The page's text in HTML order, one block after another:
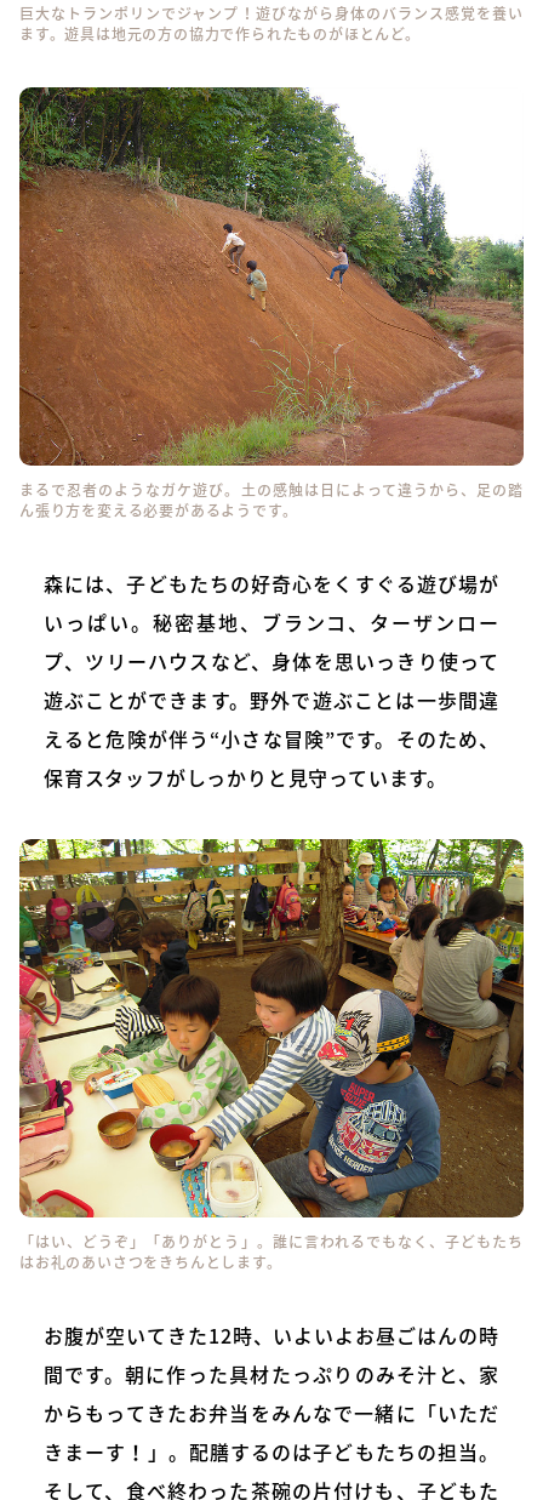
巨大なトランポリンでジャンプ！遊びながら身体のバランス感覚を養い
ます。遊具は地元の方の協力で作られたものがほとんど。
まるで忍者のようなガケ遊び。土の感触は日によって違うから、足の踏
ん張り方を変える必要があるようです。
森には、子どもたちの好奇心をくすぐる遊び場が
いっぱい。秘密基地、ブランコ、ターザンロー
プ、ツリーハウスなど、身体を思いっきり使って
遊ぶことができます。野外で遊ぶことは一歩間違
えると危険が伴う“小さな冒険”です。そのため、
保育スタッフがしっかりと見守っています。
「はい、どうぞ」「ありがとう」。誰に言われるでもなく、子どもたち
はお礼のあいさつをきちんとします。
お腹が空いてきた12時、いよいよお昼ごはんの時
間です。朝に作った具材たっぷりのみそ汁と、家
からもってきたお弁当をみんなで一緒に「いただ
きまーす！」。配膳するのは子どもたちの担当。
そして、食べ終わった茶碗の片付けも、子どもた